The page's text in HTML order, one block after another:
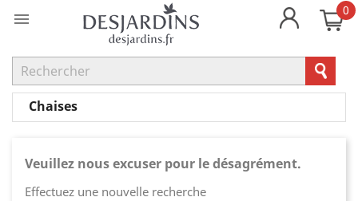
 0
Chaises
Veuillez nous excuser pour le désagrément.
Effectuez une nouvelle recherche